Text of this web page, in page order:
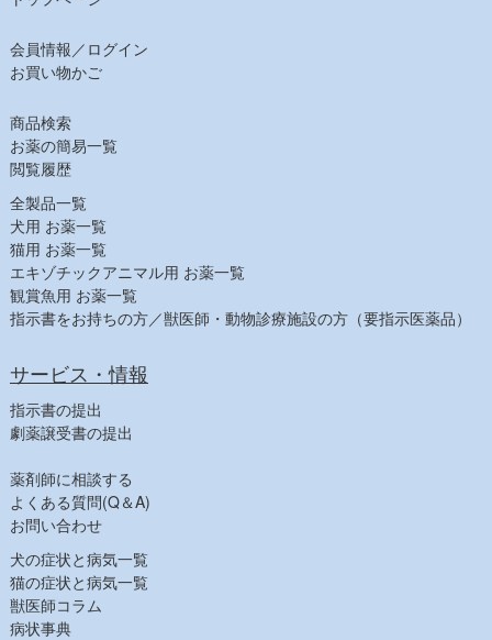
【日用品】
注射針・シリンジ
ヘアケア
スキンケア
耳ケア
デンタルケア
その他フード
ビタミン・鉄
消毒
【健康食品一覧】
【人気商品】
会員情報／ログイン
お買い物かご
商品検索
お薬の簡易一覧
閲覧履歴
全製品一覧
犬用 お薬一覧
猫用 お薬一覧
エキゾチックアニマル用 お薬一覧
観賞魚用 お薬一覧
指示書をお持ちの方／獣医師・動物診療施設の方（要指示医薬品）
サービス・情報
指示書の提出
劇薬譲受書の提出
薬剤師に相談する
よくある質問(Q＆A)
お問い合わせ
犬の症状と病気一覧
猫の症状と病気一覧
獣医師コラム
病状事典